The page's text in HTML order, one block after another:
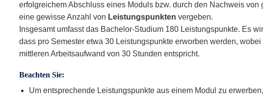
erfolgreichem Abschluss eines Moduls bzw. durch den Nachweis von
eine gewisse Anzahl von Leistungspunkten vergeben.
Insgesamt umfasst das Bachelor-Studium 180 Leistungspunkte. Es
dass pro Semester etwa 30 Leistungspunkte erworben werden,
mittleren Arbeitsaufwand von 30 Stunden entspricht.
Beachten Sie:
Um entsprechende Leistungspunkte aus einem Modul zu